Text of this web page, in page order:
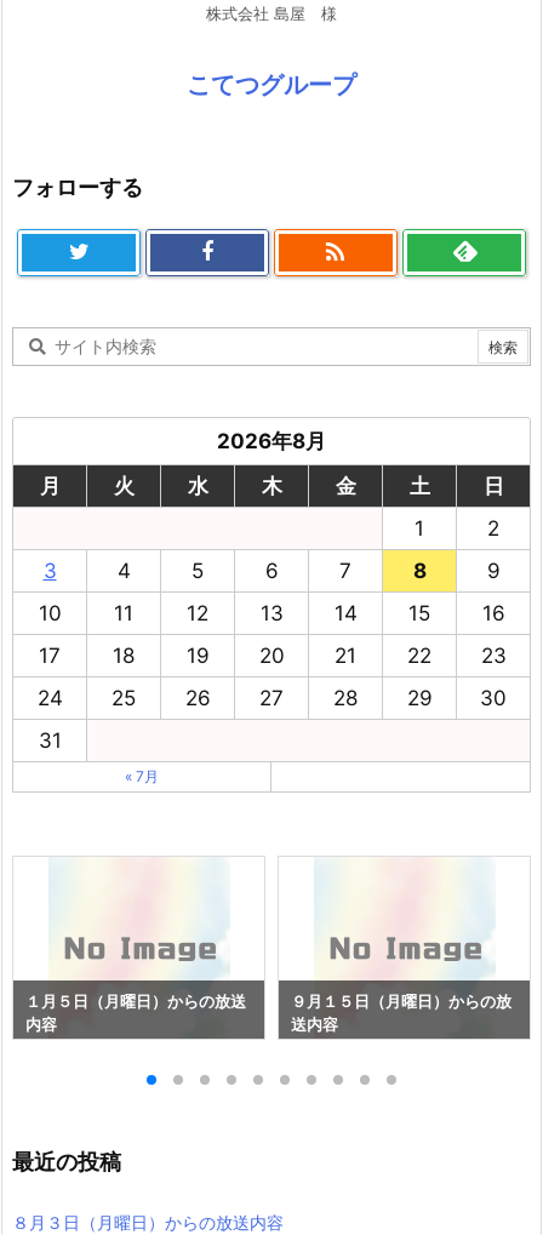
株式会社 島屋 様
こてつグループ
フォローする

2026年8月
月
火 水 木 金 土
日
1
2
3
4 5 6 7 8
9
10
11 12 13 14 15
16
17
18 19 20 21 22
23
24
25 26 27 28 29
30
31
« 7月
１月５日（月曜日）からの放送
内容
９月１５日（月曜日）からの放
送内容
最近の投稿
８月３日（月曜日）からの放送内容